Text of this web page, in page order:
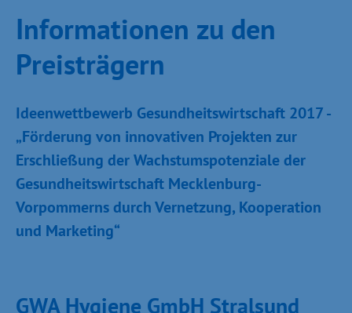
Informationen zu den
Preisträgern
Ideenwettbewerb Gesundheitswirtschaft 2017 -
„Förderung von innovativen Projekten zur
Erschließung der Wachstumspotenziale der
Gesundheitswirtschaft Mecklenburg-
Vorpommerns durch Vernetzung, Kooperation
und Marketing“
GWA Hygiene GmbH Stralsund